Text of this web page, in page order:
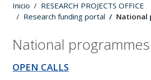
Inicio
RESEARCH PROJECTS OFFICE
Research funding portal
National
National programmes
OPEN CALLS